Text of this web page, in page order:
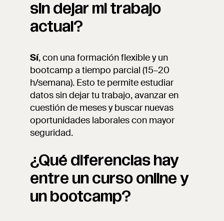
sin dejar mi trabajo
actual?
Sí, con una formación flexible y un
bootcamp a tiempo parcial (15–20
h/semana). Esto te permite estudiar
datos sin dejar tu trabajo, avanzar en
cuestión de meses y buscar nuevas
oportunidades laborales con mayor
seguridad.
¿Qué diferencias hay
entre un curso online y
un bootcamp?